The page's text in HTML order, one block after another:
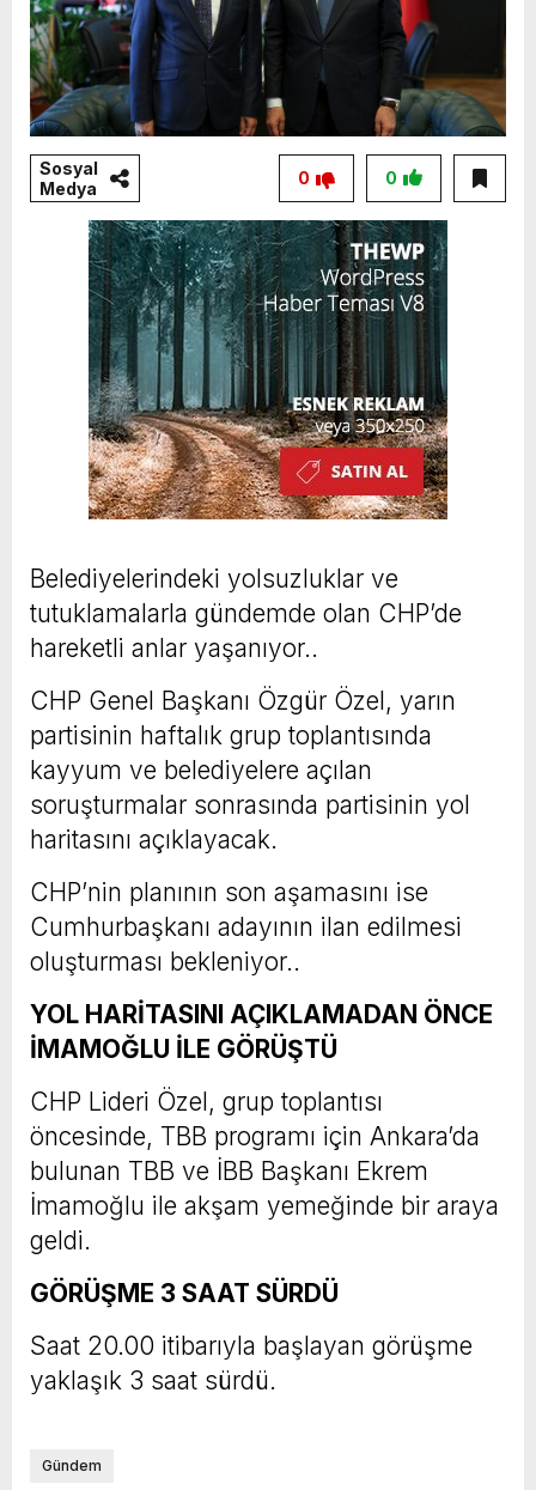
Sosyal
Medya
0
0
Belediyelerindeki yolsuzluklar ve
tutuklamalarla gündemde olan CHP’de
hareketli anlar yaşanıyor..
CHP Genel Başkanı Özgür Özel, yarın
partisinin haftalık grup toplantısında
kayyum ve belediyelere açılan
soruşturmalar sonrasında partisinin yol
haritasını açıklayacak.
CHP’nin planının son aşamasını ise
Cumhurbaşkanı adayının ilan edilmesi
oluşturması bekleniyor..
YOL HARİTASINI AÇIKLAMADAN ÖNCE
İMAMOĞLU İLE GÖRÜŞTÜ
CHP Lideri Özel, grup toplantısı
öncesinde, TBB programı için Ankara’da
bulunan TBB ve İBB Başkanı Ekrem
İmamoğlu ile akşam yemeğinde bir araya
geldi.
GÖRÜŞME 3 SAAT SÜRDÜ
Saat 20.00 itibarıyla başlayan görüşme
yaklaşık 3 saat sürdü.
Gündem